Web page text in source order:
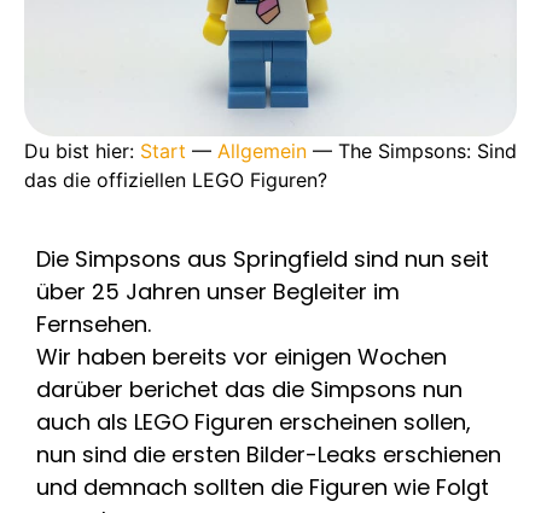
Du bist hier: Start — Allgemein — The Simpsons: Sind
das die offiziellen LEGO Figuren?
Die Simpsons aus Springfield sind nun seit
über 25 Jahren unser Begleiter im
Fernsehen.
Wir haben bereits vor einigen Wochen
darüber berichet das die Simpsons nun
auch als LEGO Figuren erscheinen sollen,
nun sind die ersten Bilder-Leaks erschienen
und demnach sollten die Figuren wie Folgt